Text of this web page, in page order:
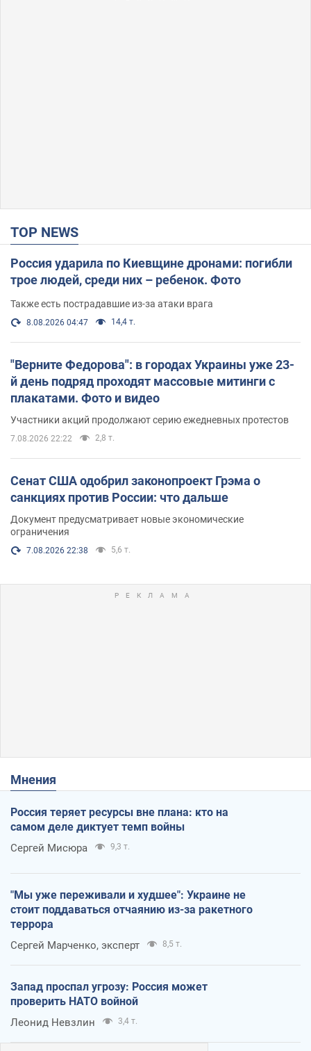
TOP NEWS
Россия ударила по Киевщине дронами: погибли
трое людей, среди них – ребенок. Фото
Также есть пострадавшие из-за атаки врага
8.08.2026 04:47 14,4 т.
"Верните Федорова": в городах Украины уже 23-
й день подряд проходят массовые митинги с
плакатами. Фото и видео
Участники акций продолжают серию ежедневных протестов
7.08.2026 22:22 2,8 т.
Сенат США одобрил законопроект Грэма о
санкциях против России: что дальше
Документ предусматривает новые экономические
ограничения
7.08.2026 22:38 5,6 т.
Мнения
Россия теряет ресурсы вне плана: кто на
самом деле диктует темп войны
Сергей Мисюра 9,3 т.
"Мы уже переживали и худшее": Украине не
стоит поддаваться отчаянию из-за ракетного
террора
Сергей Марченко, эксперт 8,5 т.
Запад проспал угрозу: Россия может
проверить НАТО войной
Леонид Невзлин 3,4 т.